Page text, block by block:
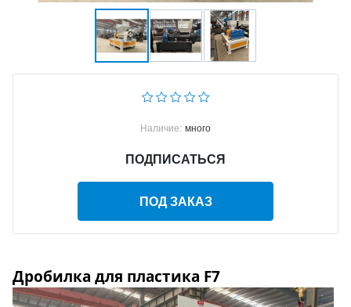
Наличие: много
ПОДПИСАТЬСЯ
ПОД ЗАКАЗ
Дробилка для пластика F7